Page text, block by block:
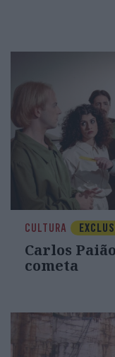
CULTURA
Carlos
cometa